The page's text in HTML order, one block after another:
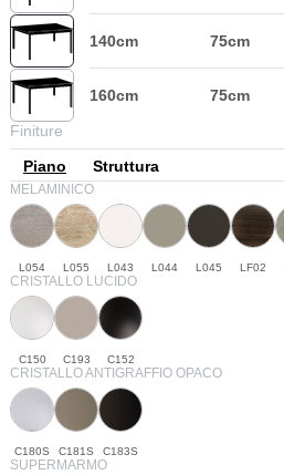
140cm 75cm
160cm 75cm
Finiture
Piano
Struttura
MELAMINICO
L054 L055 L043 L044 L045 LF02
CRISTALLO LUCIDO
C150 C193 C152
CRISTALLO ANTIGRAFFIO OPACO
C180S C181S C183S
SUPERMARMO